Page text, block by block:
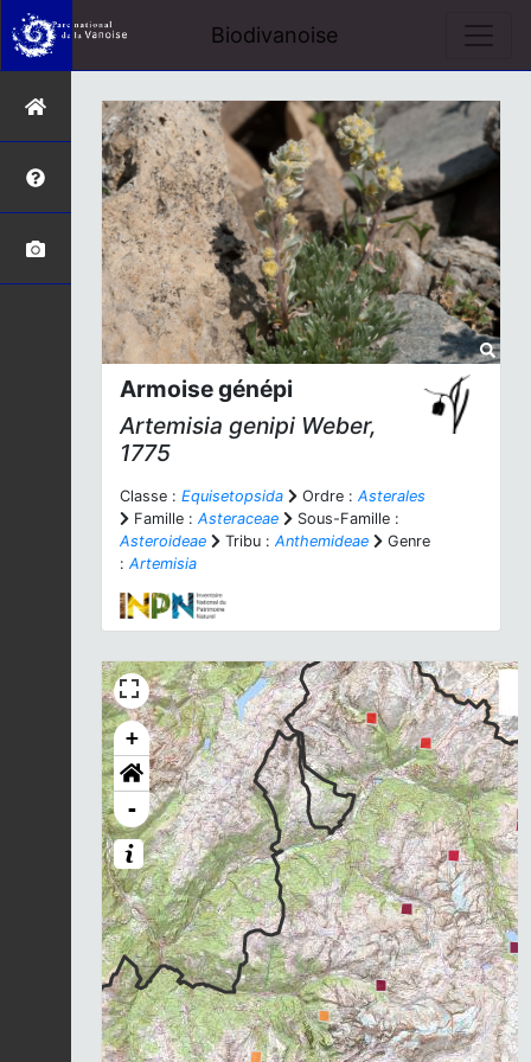
Biodivanoise
Armoise génépi
Artemisia genipi Weber,
1775
Classe : Equisetopsida Ordre : Asterales
Famille : Asteraceae
Sous-Famille :
Asteroideae
Tribu : Anthemideae
Genre
: Artemisia
+
-